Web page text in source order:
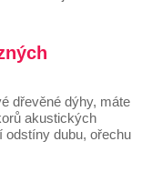
dřevěné dýhy, máte
akustických
odstíny dubu, ořechu